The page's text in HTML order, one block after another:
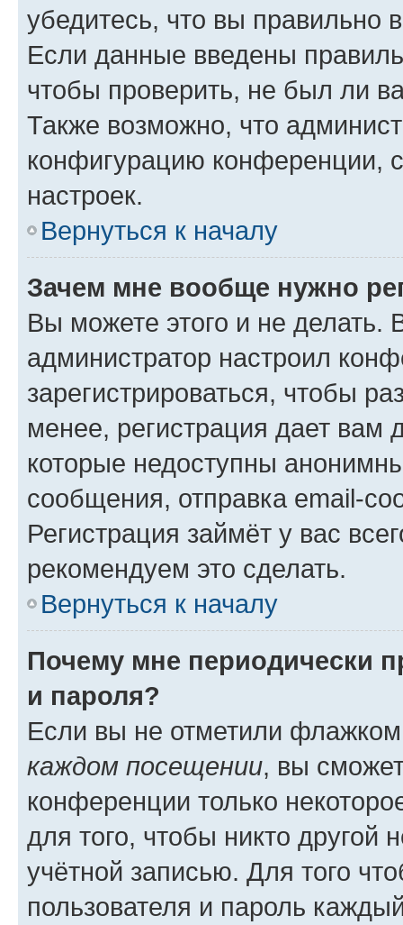
убедитесь, что вы правильно
Если данные введены
чтобы проверить, не был ли
Также возможно, что
конфигурацию конференции,
настроек.
Вернуться к началу
Зачем мне вообще нужно
Вы можете этого и не делать.
администратор настроил
зарегистрироваться, чтобы
менее, регистрация дает вам
которые недоступны
сообщения, отправка email-
Регистрация займёт у вас
рекомендуем это сделать.
Вернуться к началу
Почему мне периодически
и пароля?
Если вы не отметили
каждом посещении, вы
конференции только
для того, чтобы никто другой
учётной записью. Для того
пользователя и пароль